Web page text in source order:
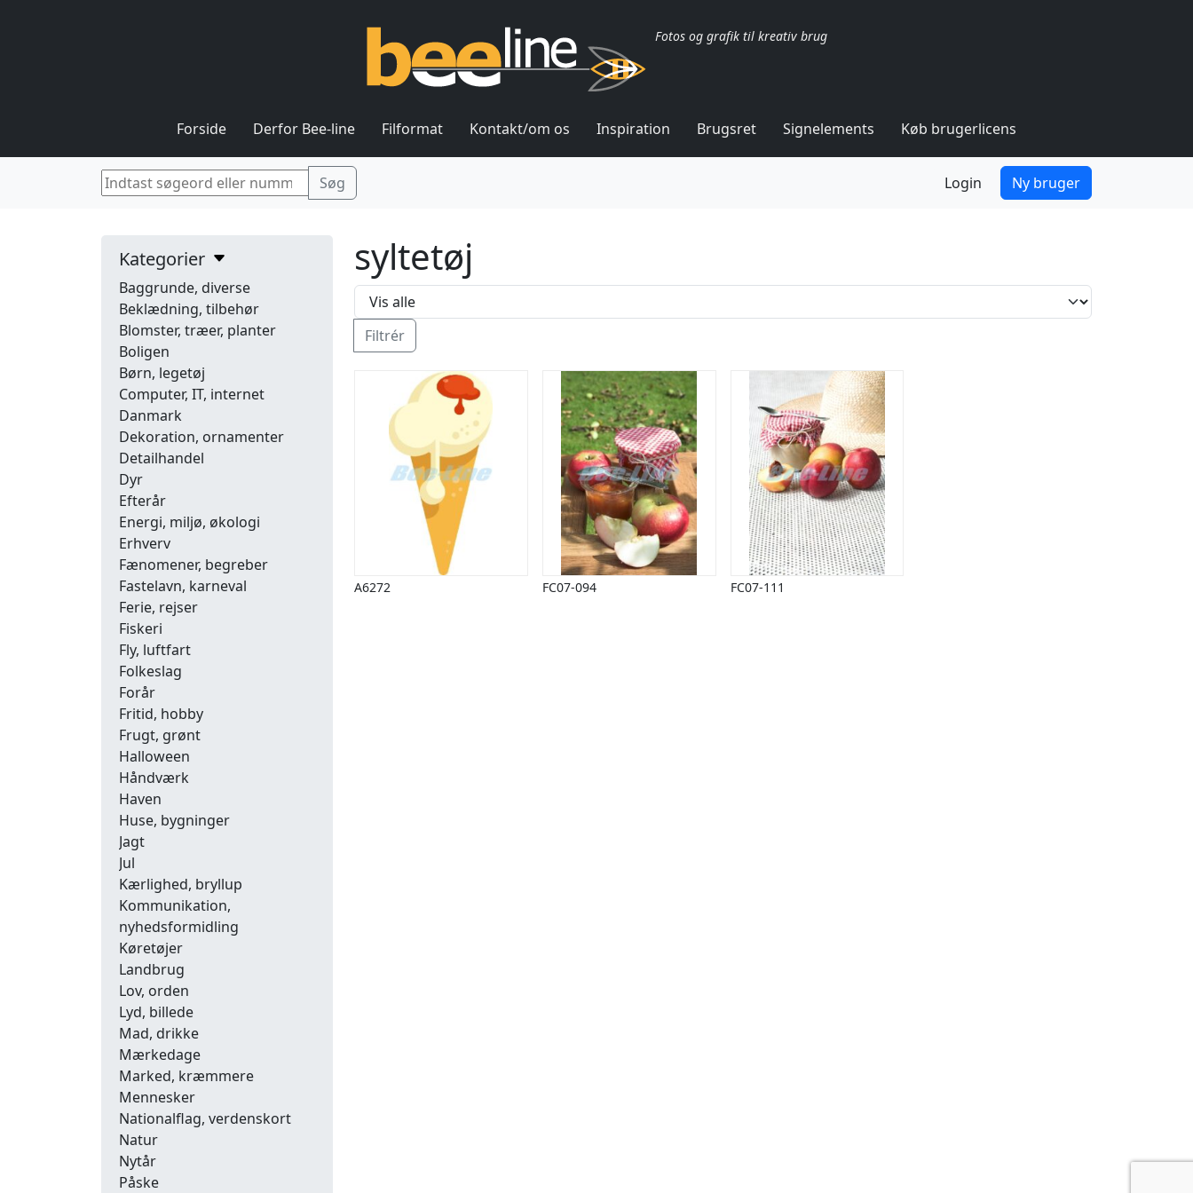
Fotos og grafik til kreativ brug
Forside Derfor Bee-line Filformat Kontakt/om os Inspiration Brugsret Signelements Køb brugerlicens
Login Ny bruger
Kategorier
Baggrunde, diverse
Beklædning, tilbehør
Blomster, træer, planter
Boligen
Børn, legetøj
Computer, IT, internet
Danmark
Dekoration, ornamenter
Detailhandel
Dyr
Efterår
Energi, miljø, økologi
Erhverv
Fænomener, begreber
Fastelavn, karneval
Ferie, rejser
Fiskeri
Fly, luftfart
Folkeslag
Forår
Fritid, hobby
Frugt, grønt
Halloween
Håndværk
Haven
Huse, bygninger
Jagt
Jul
Kærlighed, bryllup
Kommunikation,
nyhedsformidling
Køretøjer
Landbrug
Lov, orden
Lyd, billede
Mad, drikke
Mærkedage
Marked, kræmmere
Mennesker
Nationalflag, verdenskort
Natur
Nytår
Påske
syltetøj
Filtrér
A6272 FC07-094 FC07-111